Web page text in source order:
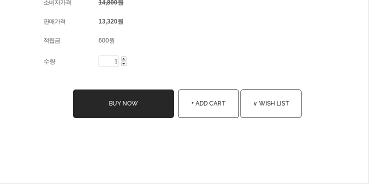
소비자가격 14,800원
판매가격 13,320원
적립금 600원
수량
BUY NOW + ADD CART ∨ WISH LIST